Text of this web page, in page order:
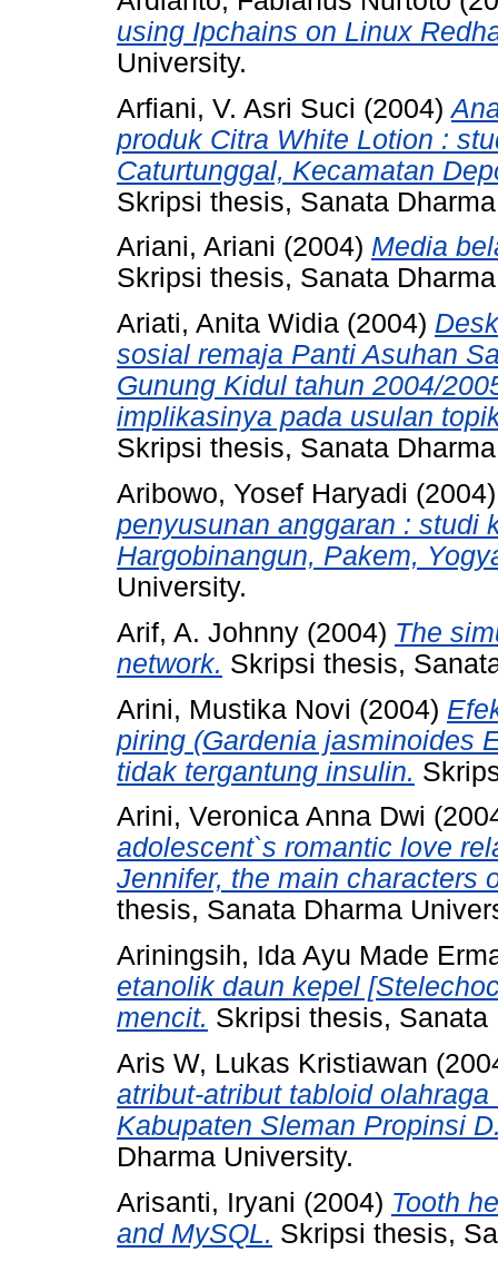
using Ipchains on Linux
University.
Arfiani, V. Asri Suci (2004)
produk Citra White Lotion :
Caturtunggal, Kecamatan
Skripsi thesis, Sanata
Ariani, Ariani (2004) Media
Skripsi thesis, Sanata
Ariati, Anita Widia (2004)
sosial remaja Panti Asuhan
Gunung Kidul tahun 2004/
implikasinya pada usulan
Skripsi thesis, Sanata
Aribowo, Yosef Haryadi
penyusunan anggaran : studi
Hargobinangun, Pakem,
University.
Arif, A. Johnny (2004) The
network. Skripsi thesis,
Arini, Mustika Novi (2004)
piring (Gardenia jasminoides
tidak tergantung insulin.
Arini, Veronica Anna Dwi
adolescent`s romantic love
Jennifer, the main characters
thesis, Sanata Dharma
Ariningsih, Ida Ayu Made
etanolik daun kepel
mencit. Skripsi thesis, Sanata
Aris W, Lukas Kristiawan
atribut-atribut tabloid
Kabupaten Sleman Propinsi
Dharma University.
Arisanti, Iryani (2004) Tooth
and MySQL. Skripsi thesis,